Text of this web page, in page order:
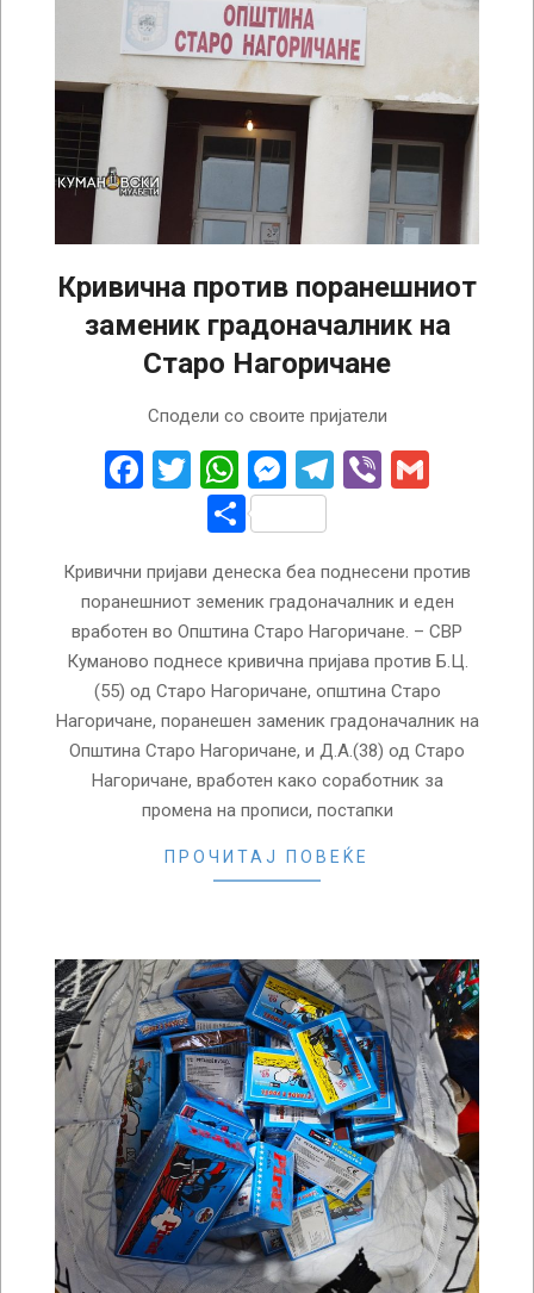
Кривична против поранешниот
заменик градоначалник на
Старо Нагоричане
Сподели со своите пријатели
Facebook
Twitter
WhatsApp
Messenger
Telegram
Viber
Share
Кривични пријави денеска беа поднесени против
поранешниот земеник градоначалник и еден
вработен во Општина Старо Нагоричане. – СВР
Куманово поднесе кривична пријава против Б.Ц.
(55) од Старо Нагоричане, општина Старо
Нагоричане, поранешен заменик градоначалник на
Општина Старо Нагоричане, и Д.А.(38) од Старо
Нагоричане, вработен како соработник за
промена на прописи, постапки
ПРОЧИТАЈ ПОВЕЌЕ